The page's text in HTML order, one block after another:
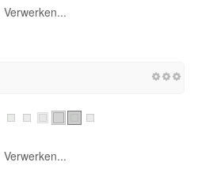
Verwerken...
Verwerken...